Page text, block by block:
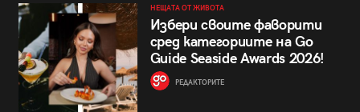
НЕЩАТА ОТ ЖИВОТА
Избери своите фаворити
сред категориите на Go
Guide Seaside Awards 2026!
РЕДАКТОРИТЕ